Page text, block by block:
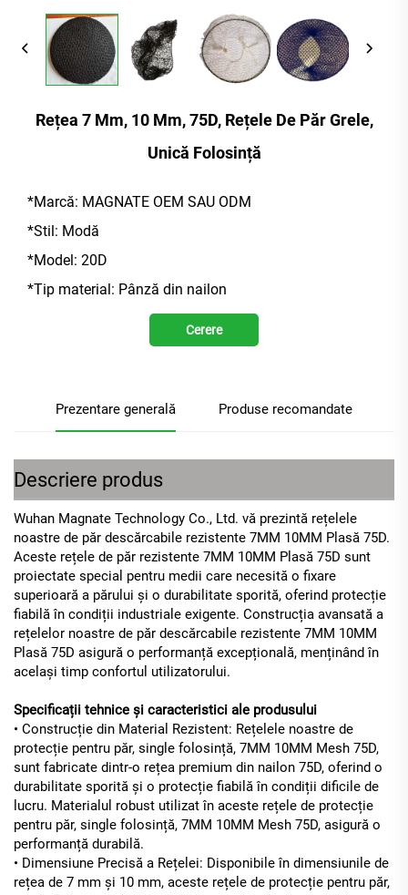
Rețea 7 Mm, 10 Mm, 75D, Rețele De Păr Grele,
Unică Folosință
*Marcă: MAGNATE OEM SAU ODM
*Stil: Modă
*Model: 20D
*Tip material: Pânză din nailon
Cerere
Prezentare generală Produse recomandate
Descriere produs
Wuhan Magnate Technology Co., Ltd. vă prezintă rețelele
noastre de păr descărcabile rezistente 7MM 10MM Plasă 75D.
Aceste rețele de păr rezistente 7MM 10MM Plasă 75D sunt
proiectate special pentru medii care necesită o fixare
superioară a părului și o durabilitate sporită, oferind protecție
fiabilă în condiții industriale exigente. Construcția avansată a
rețelelor noastre de păr descărcabile rezistente 7MM 10MM
Plasă 75D asigură o performanță excepțională, menținând în
același timp confortul utilizatorului.
Specificații tehnice și caracteristici ale produsului
• Construcție din Material Rezistent: Rețelele noastre de
protecție pentru păr, single folosință, 7MM 10MM Mesh 75D,
sunt fabricate dintr-o rețea premium din nailon 75D, oferind o
durabilitate sporită și o protecție fiabilă în condiții dificile de
lucru. Materialul robust utilizat în aceste rețele de protecție
pentru păr, single folosință, 7MM 10MM Mesh 75D, asigură o
performanță durabilă.
• Dimensiune Precisă a Rețelei: Disponibile în dimensiunile de
rețea de 7 mm și 10 mm, aceste rețele de protecție pentru păr,